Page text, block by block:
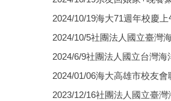
2024/10/19海大71週年校慶
2024/10/5社團法人國立臺灣
2024/6/9社團法人國立台灣
2024/01/06海大高雄市校友
2023/12/16社團法人國立臺